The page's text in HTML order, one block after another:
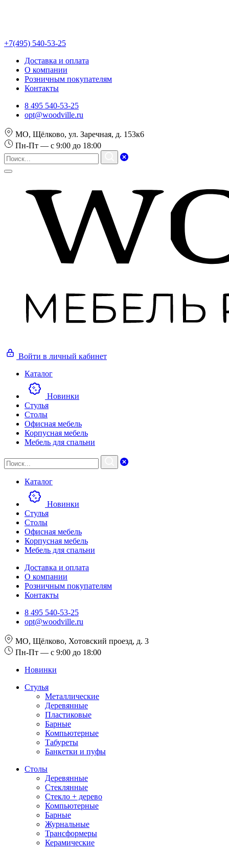
+7(495) 540-53-25
Доставка и оплата
О компании
Розничным покупателям
Контакты
8 495 540-53-25
opt@woodville.ru
МО, Щёлково, ул. Заречная, д. 153к6
Пн-Пт — с 9:00 до 18:00
Войти в личный кабинет
Каталог
Новинки
Стулья
Столы
Офисная мебель
Корпусная мебель
Мебель для спальни
Каталог
Новинки
Стулья
Столы
Офисная мебель
Корпусная мебель
Мебель для спальни
Доставка и оплата
О компании
Розничным покупателям
Контакты
8 495 540-53-25
opt@woodville.ru
МО, Щёлково, Хотовский проезд, д. 3
Пн-Пт — с 9:00 до 18:00
Новинки
Стулья
Металлические
Деревянные
Пластиковые
Барные
Компьютерные
Табуреты
Банкетки и пуфы
Столы
Деревянные
Стеклянные
Стекло + дерево
Компьютерные
Барные
Журнальные
Трансформеры
Керамические